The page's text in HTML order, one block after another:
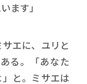
ます」
エに、ユリと
る。「あなた
と。ミサエは